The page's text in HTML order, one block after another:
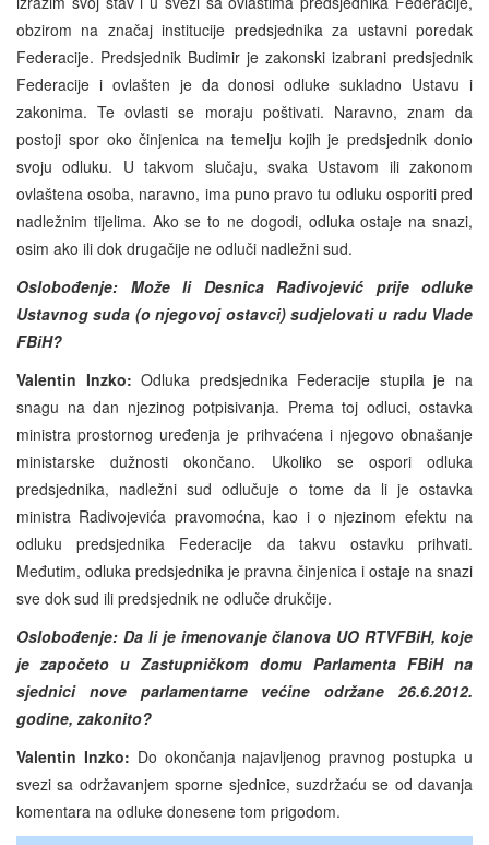
obzirom na značaj institucije predsjednika za ustavni poredak
Federacije. Predsjednik Budimir je zakonski izabrani predsjednik
Federacije i ovlašten je da donosi odluke sukladno Ustavu i
zakonima. Te ovlasti se moraju poštivati. Naravno, znam da
postoji spor oko činjenica na temelju kojih je predsjednik donio
svoju odluku. U takvom slučaju, svaka Ustavom ili zakonom
ovlaštena osoba, naravno, ima puno pravo tu odluku osporiti pred
nadležnim tijelima. Ako se to ne dogodi, odluka ostaje na snazi,
osim ako ili dok drugačije ne odluči nadležni sud.
Oslobođenje: Može li Desnica Radivojević prije odluke
Ustavnog suda (o njegovoj ostavci) sudjelovati u radu Vlade
FBiH?
Valentin Inzko:Odluka predsjednika Federacije stupila je na
snagu na dan njezinog potpisivanja. Prema toj odluci, ostavka
ministra prostornog uređenja je prihvaćena i njegovo obnašanje
ministarske dužnosti okončano. Ukoliko se ospori odluka
predsjednika, nadležni sud odlučuje o tome da li je ostavka
ministra Radivojevića pravomoćna, kao i o njezinom efektu na
odluku predsjednika Federacije da takvu ostavku prihvati.
Međutim, odluka predsjednika je pravna činjenica i ostaje na snazi
sve dok sud ili predsjednik ne odluče drukčije.
Oslobođenje: Da li je imenovanje članova UO RTVFBiH, koje
je započeto u Zastupničkom domu Parlamenta FBiH na
sjednici nove parlamentarne većine održane 26.6.2012.
godine, zakonito?
Valentin Inzko: Do okončanja najavljenog pravnog postupka u
svezi sa održavanjem sporne sjednice, suzdržaću se od davanja
komentara na odluke donesene tom prigodom.